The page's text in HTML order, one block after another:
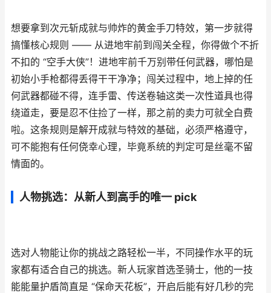
想要拿到次元斩成就与帅炸的黄金手刀特效，第一步就得
搞懂核心规则 —— 从进地牢前到闯关全程，你得做个不折
不扣的 “空手大侠”！进地牢前千万别带任何武器，哪怕是
初始小手枪都得丢得干干净净；闯关过程中，地上掉的任
何武器都碰不得，连手雷、传送卷轴这类一次性道具也得
绕道走，要是忍不住捡了一样，那之前的卖力可就全白费
啦。这条规则是解开成就与特效的基础，必须严格遵守，
可不能抱有任何侥幸心理，毕竟系统的判定可是丝毫不留
情面的。
人物挑选：从新人到高手的唯一 pick
选对人物能让你的挑战之路轻松一半，不同操作水平的玩
家都有适合自己的挑选。新人玩家首选圣骑士，他的一技
能能量护盾简直是 “保命天花板”，开启后能有好几秒的完